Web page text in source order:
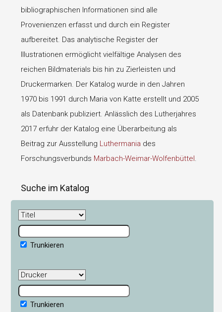
bibliographischen Informationen sind alle
Provenienzen erfasst und durch ein Register
aufbereitet. Das analytische Register der
Illustrationen ermöglicht vielfältige Analysen des
reichen Bildmaterials bis hin zu Zierleisten und
Druckermarken. Der Katalog wurde in den Jahren
1970 bis 1991 durch Maria von Katte erstellt und 2005
als Datenbank publiziert. Anlässlich des Lutherjahres
2017 erfuhr der Katalog eine Überarbeitung als
Beitrag zur Ausstellung Luthermania des
Forschungsverbunds Marbach-Weimar-Wolfenbüttel.
Suche im Katalog
Trunkieren
Trunkieren